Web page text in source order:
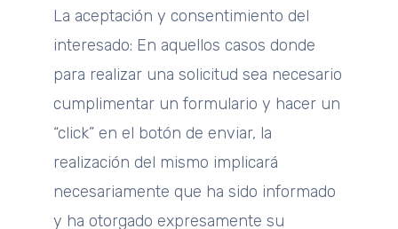
La aceptación y consentimiento del
interesado: En aquellos casos donde
para realizar una solicitud sea necesario
cumplimentar un formulario y hacer un
“click” en el botón de enviar, la
realización del mismo implicará
necesariamente que ha sido informado
y ha otorgado expresamente su